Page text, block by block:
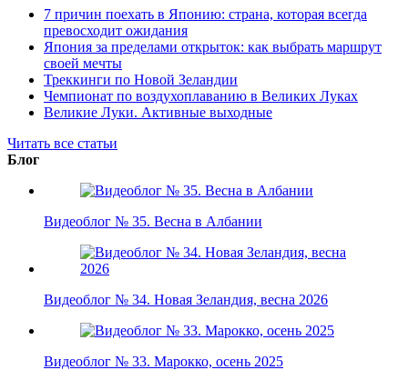
7 причин поехать в Японию: страна, которая всегда
превосходит ожидания
Япония за пределами открыток: как выбрать маршрут
своей мечты
Треккинги по Новой Зеландии
Чемпионат по воздухоплаванию в Великих Луках
Великие Луки. Активные выходные
Читать все статьи
Блог
Видеоблог № 35. Весна в Албании
Видеоблог № 34. Новая Зеландия, весна 2026
Видеоблог № 33. Марокко, осень 2025